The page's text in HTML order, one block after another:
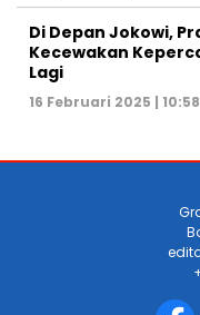
Di Depan Jokowi,
Kecewakan
Lagi
16 Februari 2025 |